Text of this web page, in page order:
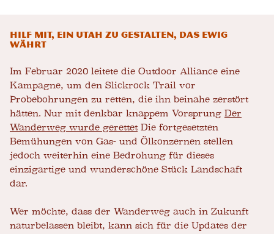
Hilf mit, ein Utah zu gestalten, das ewig
währt
Im Februar 2020 leitete die Outdoor Alliance eine
Kampagne, um den Slickrock Trail vor
Probebohrungen zu retten, die ihn beinahe zerstört
hätten. Nur mit denkbar knappem Vorsprung Der
Wanderweg wurde gerettet Die fortgesetzten
Bemühungen von Gas- und Ölkonzernen stellen
jedoch weiterhin eine Bedrohung für dieses
einzigartige und wunderschöne Stück Landschaft
dar.
Wer möchte, dass der Wanderweg auch in Zukunft
naturbelassen bleibt, kann sich für die Updates der